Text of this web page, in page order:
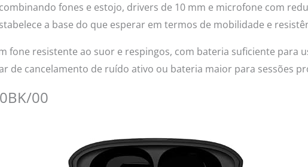
fones e estojo, drivers de 10 mm e microfone com
a base do que esperar em termos de mobilidade e
fone resistente ao suor e respingos, com bateria suficiente para
de cancelamento de ruído ativo ou bateria maior para sessões
00